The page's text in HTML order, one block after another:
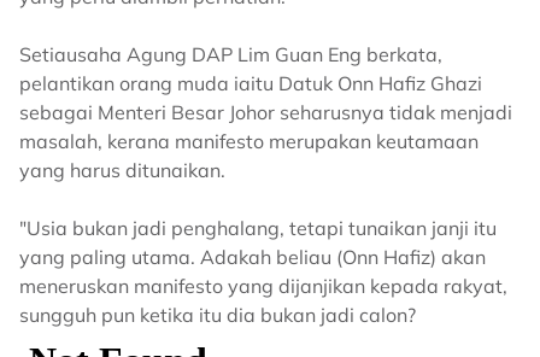
Setiausaha Agung DAP Lim Guan Eng berkata,
pelantikan orang muda iaitu Datuk Onn Hafiz Ghazi
sebagai Menteri Besar Johor seharusnya tidak menjadi
masalah, kerana manifesto merupakan keutamaan
yang harus ditunaikan.
"Usia bukan jadi penghalang, tetapi tunaikan janji itu
yang paling utama. Adakah beliau (Onn Hafiz) akan
meneruskan manifesto yang dijanjikan kepada rakyat,
sungguh pun ketika itu dia bukan jadi calon?